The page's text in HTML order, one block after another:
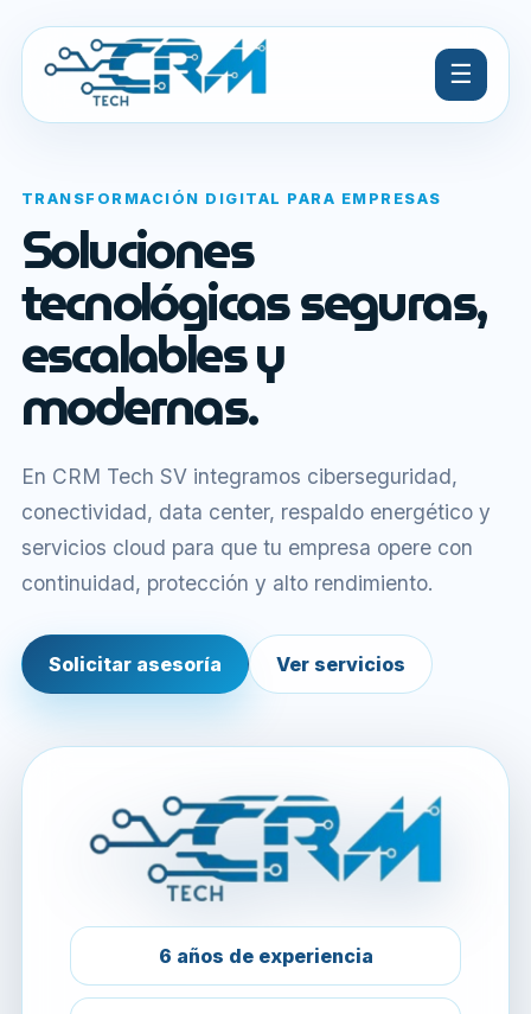
☰
TRANSFORMACIÓN DIGITAL PARA EMPRESAS
Soluciones
tecnológicas seguras,
escalables y
modernas.
En CRM Tech SV integramos ciberseguridad,
conectividad, data center, respaldo energético y
servicios cloud para que tu empresa opere con
continuidad, protección y alto rendimiento.
Solicitar asesoría Ver servicios
6 años de experiencia